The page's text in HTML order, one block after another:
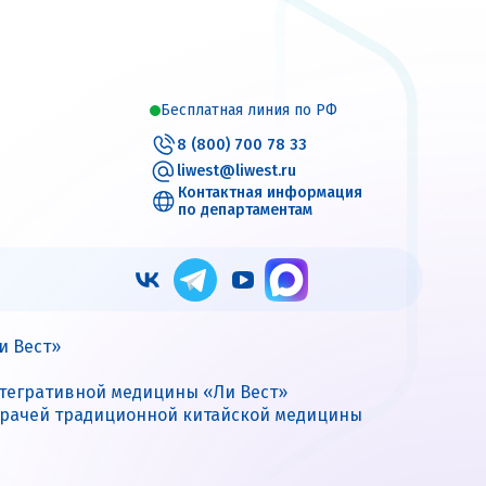
Бесплатная линия по РФ
8 (800) 700 78 33
liwest@liwest.ru
Контактная информация
по департаментам
Вест»
медицины «Ли Вест»
традиционной китайской медицины